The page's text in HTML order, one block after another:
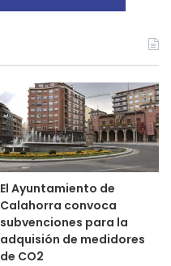
El Ayuntamiento de
Calahorra convoca
subvenciones para la
adquisión de medidores
de CO2